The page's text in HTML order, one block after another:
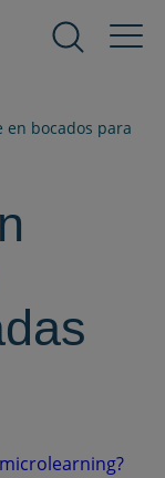
en bocados para